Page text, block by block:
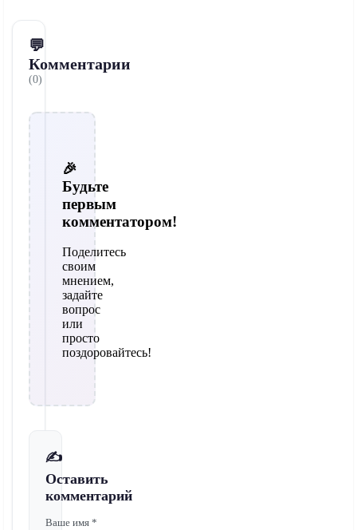
💬
Комментарии
(0)
🎉
Будьте
первым
комментатором!
Поделитесь
своим
мнением,
задайте
вопрос
или
просто
поздоровайтесь!
✍️
Оставить
комментарий
Ваше имя *